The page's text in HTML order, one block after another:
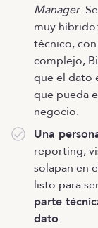
Manager.
muy
técnico,
complejo,
que el dato
que pueda
negocio.
Una
reporting,
solapan en
listo para
parte
dato.